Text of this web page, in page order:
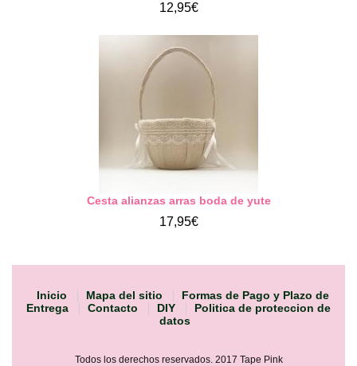
12,95€
Cesta alianzas arras boda de yute
17,95€
Inicio Mapa del sitio
Formas de Pago y Plazo de
Entrega
Contacto DIY
Politica de proteccion de
datos
Todos los derechos reservados. 2017 Tape Pink